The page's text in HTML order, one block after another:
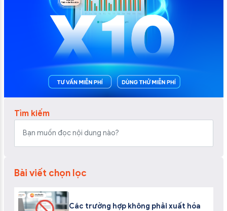
Tìm kiếm
Bài viết chọn lọc
Các trường hợp không phải xuất hóa